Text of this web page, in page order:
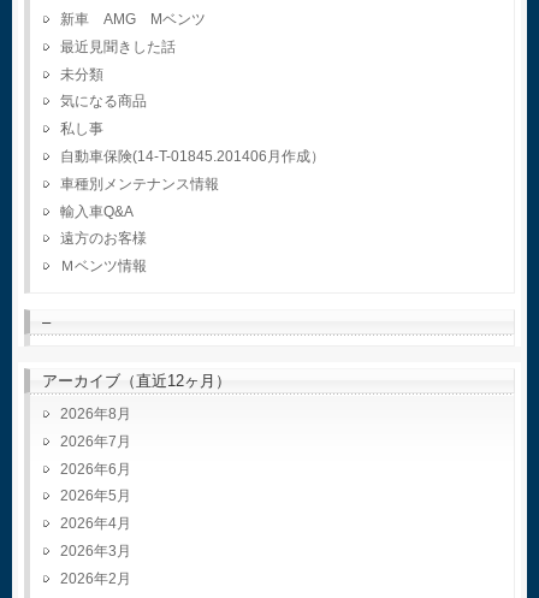
新車 AMG Mベンツ
最近見聞きした話
未分類
気になる商品
私し事
自動車保険(14-T-01845.201406月作成）
車種別メンテナンス情報
輸入車Q&A
遠方のお客様
Ｍベンツ情報
–
アーカイブ（直近12ヶ月）
2026年8月
2026年7月
2026年6月
2026年5月
2026年4月
2026年3月
2026年2月